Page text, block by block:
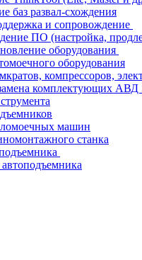
баз развал-схождения
и сопровождение
ПО (настройка,
оборудования
оборудования
компрессоров,
комплектующих АВД
машин
станка